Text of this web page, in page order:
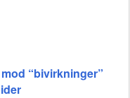
“bivirkninger”